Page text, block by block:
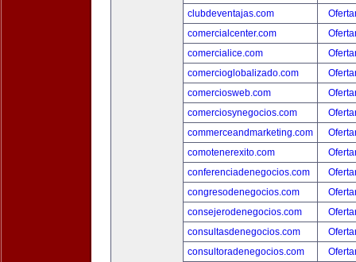
clubdeventajas.com
comercialcenter.com
comercialice.com
comercioglobalizado.com
comerciosweb.com
comerciosynegocios.com
commerceandmarketing.com
comotenerexito.com
conferenciadenegocios.com
congresodenegocios.com
consejerodenegocios.com
consultasdenegocios.com
consultoradenegocios.com